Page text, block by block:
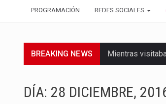
PROGRAMACIÓN REDES SOCIALES
BREAKING NEWS Mientras
El Ministerio de
DÍA: 28 DICIEMBRE,